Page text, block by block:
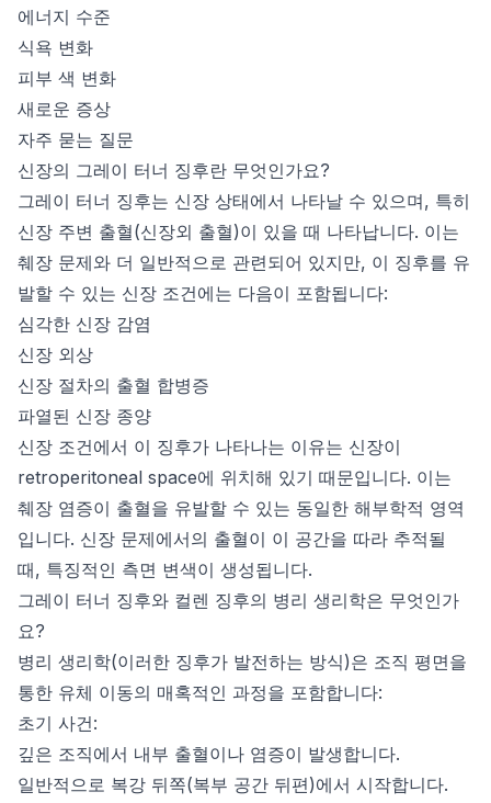
에너지 수준
식욕 변화
피부 색 변화
새로운 증상
자주 묻는 질문
신장의 그레이 터너 징후란 무엇인가요?
그레이 터너 징후는 신장 상태에서 나타날 수 있으며, 특히
신장 주변 출혈(신장외 출혈)이 있을 때 나타납니다. 이는
췌장 문제와 더 일반적으로 관련되어 있지만, 이 징후를 유
발할 수 있는 신장 조건에는 다음이 포함됩니다:
심각한 신장 감염
신장 외상
신장 절차의 출혈 합병증
파열된 신장 종양
신장 조건에서 이 징후가 나타나는 이유는 신장이
retroperitoneal space에 위치해 있기 때문입니다. 이는
췌장 염증이 출혈을 유발할 수 있는 동일한 해부학적 영역
입니다. 신장 문제에서의 출혈이 이 공간을 따라 추적될
때, 특징적인 측면 변색이 생성됩니다.
그레이 터너 징후와 컬렌 징후의 병리 생리학은 무엇인가
요?
병리 생리학(이러한 징후가 발전하는 방식)은 조직 평면을
통한 유체 이동의 매혹적인 과정을 포함합니다:
초기 사건:
깊은 조직에서 내부 출혈이나 염증이 발생합니다.
일반적으로 복강 뒤쪽(복부 공간 뒤편)에서 시작합니다.